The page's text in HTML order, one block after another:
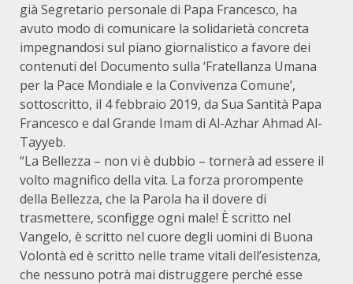
già Segretario personale di Papa Francesco, ha
avuto modo di comunicare la solidarietà concreta
impegnandosi sul piano giornalistico a favore dei
contenuti del Documento sulla ‘Fratellanza Umana
per la Pace Mondiale e la Convivenza Comune’,
sottoscritto, il 4 febbraio 2019, da Sua Santità Papa
Francesco e dal Grande Imam di Al-Azhar Ahmad Al-
Tayyeb.
“La Bellezza – non vi è dubbio – tornerà ad essere il
volto magnifico della vita. La forza prorompente
della Bellezza, che la Parola ha il dovere di
trasmettere, sconfigge ogni male! È scritto nel
Vangelo, è scritto nel cuore degli uomini di Buona
Volontà ed è scritto nelle trame vitali dell’esistenza,
che nessuno potrà mai distruggere perché esse